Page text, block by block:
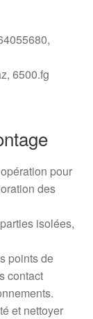
6500.fg
pour
des
isolées,
points de
contact
et nettoyer